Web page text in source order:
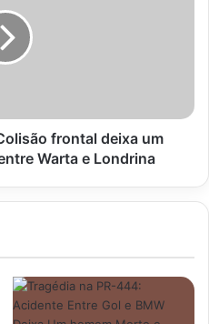
frontal deixa um
Warta e Londrina